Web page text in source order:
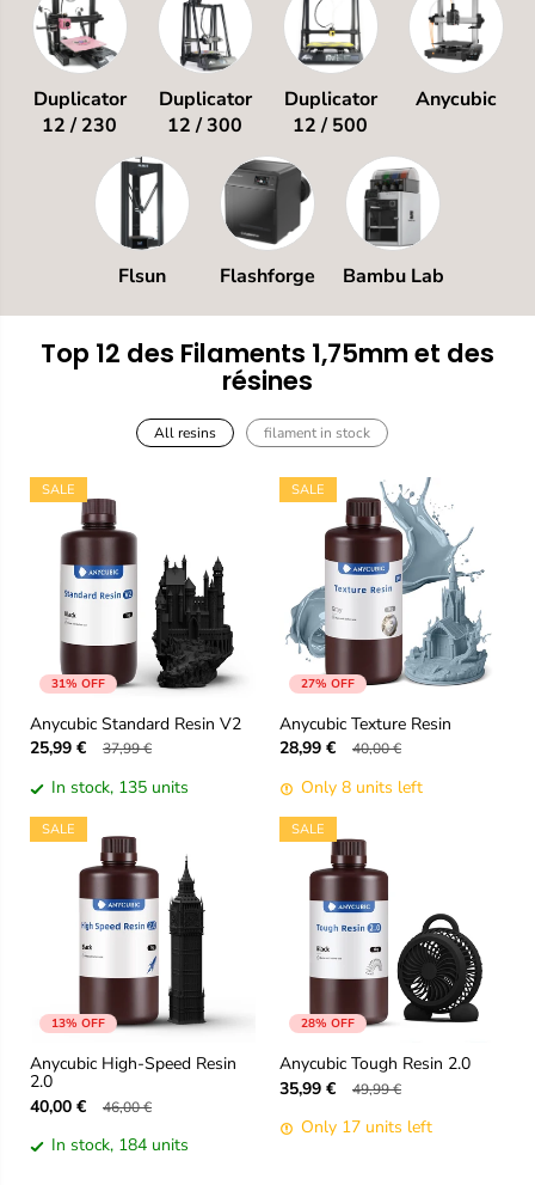
Duplicator
12 / 230
Duplicator
12 / 300
Duplicator
12 / 500
Anycubic
Flsun Flashforge Bambu Lab
Top 12 des Filaments 1,75mm et des
résines
All resins filament in stock
31% OFF
SALE
Anycubic Standard Resin V2
25,99 €
37,99 €
In stock, 135 units
27% OFF
SALE
Anycubic Texture Resin
28,99 €
40,00 €
Only 8 units left
13% OFF
SALE
Anycubic High-Speed Resin
2.0
40,00 €
46,00 €
In stock, 184 units
28% OFF
SALE
Anycubic Tough Resin 2.0
35,99 €
49,99 €
Only 17 units left